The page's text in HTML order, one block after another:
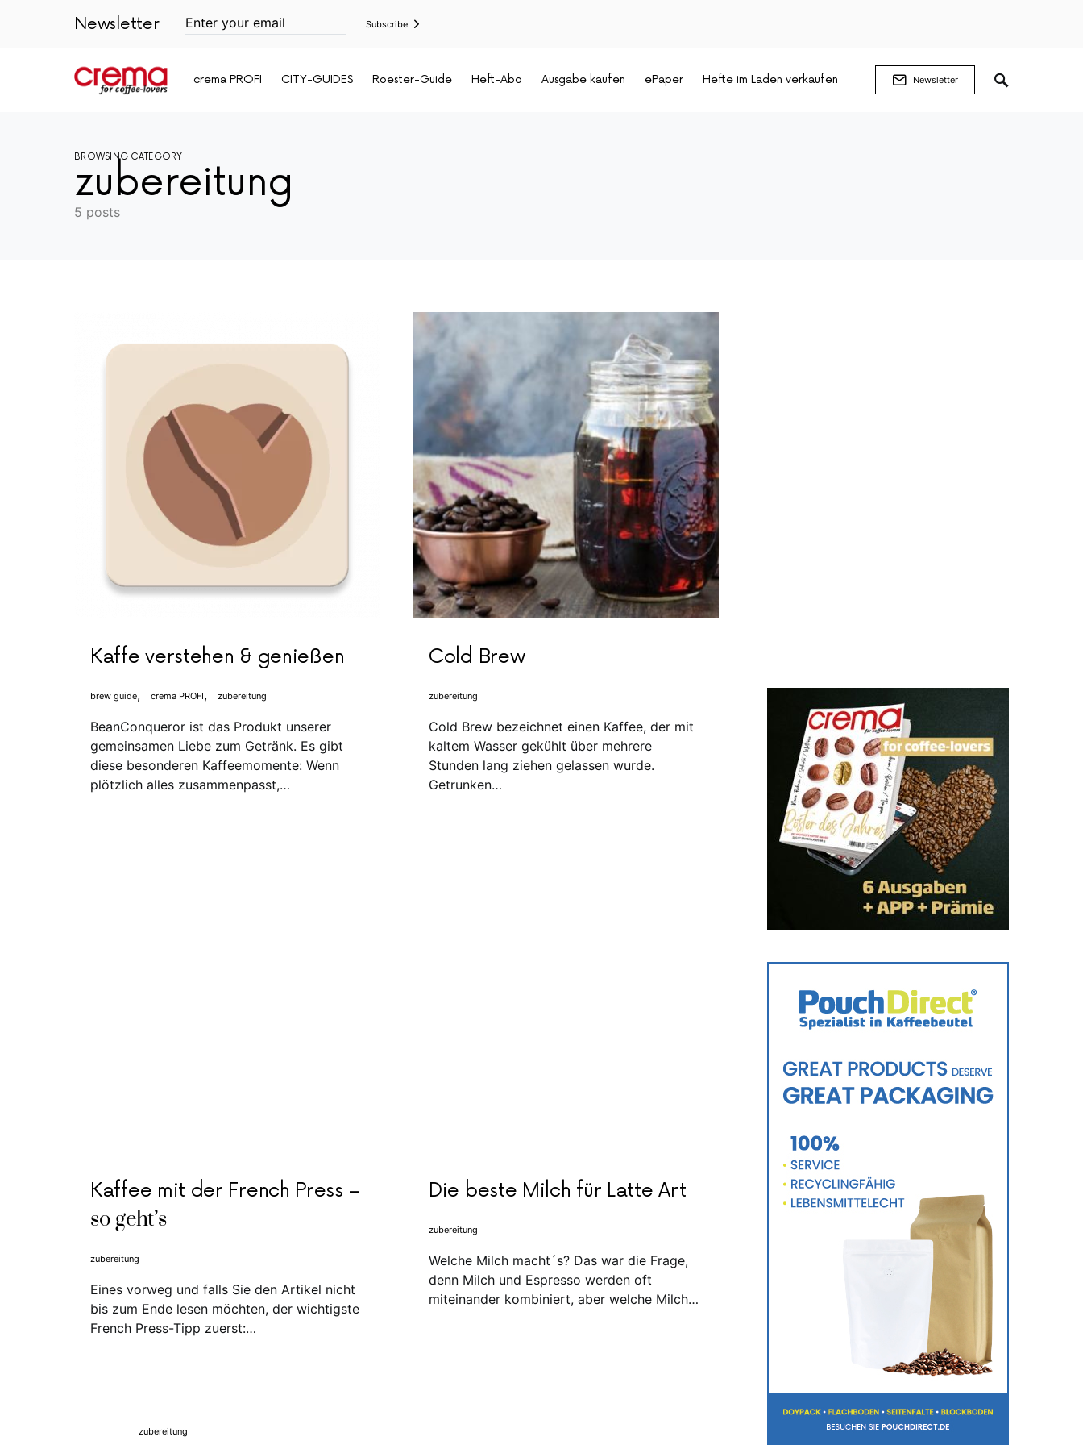
Newsletter Subscribe
crema PROFI CITY-GUIDES Roester-Guide Heft-Abo Ausgabe kaufen ePaper Hefte im Laden verkaufen Newsletter
BROWSING CATEGORY
zubereitung
5 posts
Kaffe verstehen & genießen
brew guide crema PROFI zubereitung
BeanConqueror ist das Produkt unserer
gemeinsamen Liebe zum Getränk. Es gibt
diese besonderen Kaffeemomente: Wenn
plötzlich alles zusammenpasst,…
Cold Brew
zubereitung
Cold Brew bezeichnet einen Kaffee, der mit
kaltem Wasser gekühlt über mehrere
Stunden lang ziehen gelassen wurde.
Getrunken…
Kaffee mit der French Press –
so geht’s
zubereitung
Eines vorweg und falls Sie den Artikel nicht
bis zum Ende lesen möchten, der wichtigste
French Press-Tipp zuerst:…
Die beste Milch für Latte Art
zubereitung
Welche Milch macht´s? Das war die Frage,
denn Milch und Espresso werden oft
miteinander kombiniert, aber welche Milch…
zubereitung